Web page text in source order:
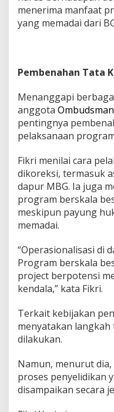
menerima manfaat
yang memadai dari
Pembenahan Tata
Menanggapi
anggota
pentingnya
pelaksanaan
Fikri menilai cara
dikoreksi, termasuk
dapur MBG. Ia juga
program berskala
meskipun payung
memadai.
“Operasionalisasi di
Program berskala
project berpotensi
kendala,” kata Fikri.
Terkait kebijakan
menyatakan
dilakukan.
Namun, menurut
proses penyelidikan
disampaikan secara